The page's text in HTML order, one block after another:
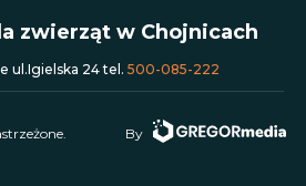
zwierząt w Chojnicach
ul.Igielska 24 tel. 500-085-222
By